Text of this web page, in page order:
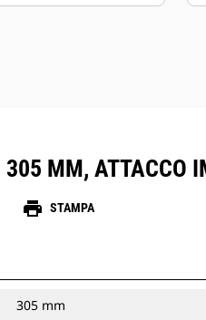
MM, ATTACCO
print STAMPA
305 mm